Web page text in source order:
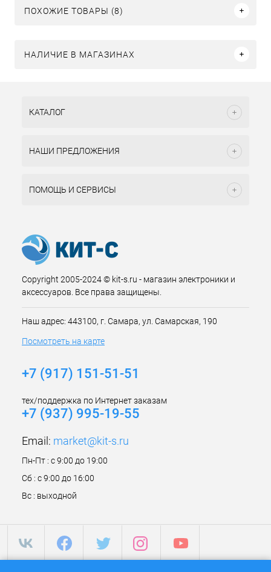
ПОХОЖИЕ ТОВАРЫ (8)
НАЛИЧИЕ В МАГАЗИНАХ
КАТАЛОГ
НАШИ ПРЕДЛОЖЕНИЯ
ПОМОЩЬ И СЕРВИСЫ
Copyright 2005-2024 © kit-s.ru - магазин электроники и
аксессуаров. Все права защищены.
Наш адрес: 443100, г. Самара, ул. Самарская, 190
Посмотреть на карте
+7 (917) 151-51-51
тех/поддержка по Интернет заказам
+7 (937) 995-19-55
Email: market@kit-s.ru
Пн-Пт : с 9:00 до 19:00
Сб : с 9:00 до 16:00
Вс : выходной